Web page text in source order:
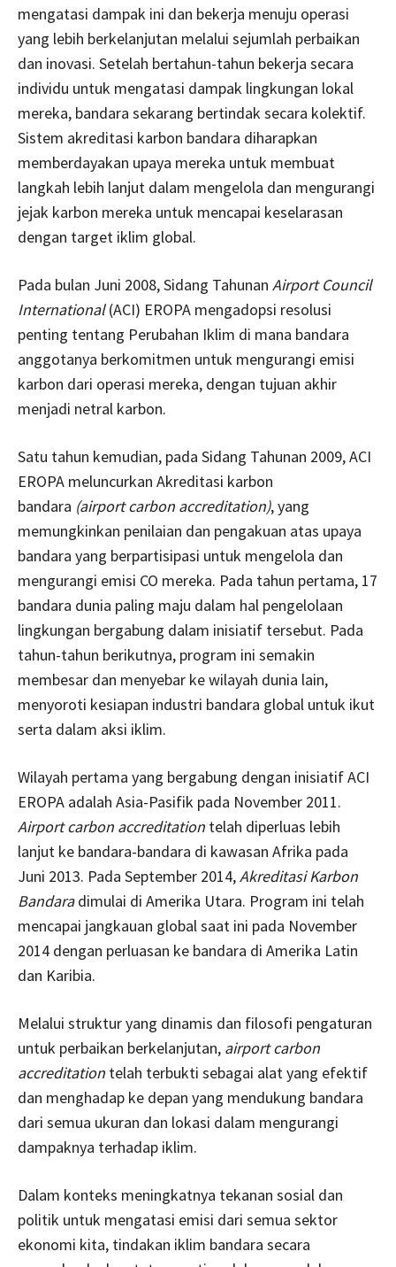
mengatasi dampak ini dan bekerja menuju operasi
yang lebih berkelanjutan melalui sejumlah perbaikan
dan inovasi. Setelah bertahun-tahun bekerja secara
individu untuk mengatasi dampak lingkungan lokal
mereka, bandara sekarang bertindak secara kolektif.
Sistem akreditasi karbon bandara diharapkan
memberdayakan upaya mereka untuk membuat
langkah lebih lanjut dalam mengelola dan mengurangi
jejak karbon mereka untuk mencapai keselarasan
dengan target iklim global.
Pada bulan Juni 2008, Sidang Tahunan Airport Council
International(ACI) EROPA mengadopsi resolusi
penting tentang Perubahan Iklim di mana bandara
anggotanya berkomitmen untuk mengurangi emisi
karbon dari operasi mereka, dengan tujuan akhir
menjadi netral karbon.
Satu tahun kemudian, pada Sidang Tahunan 2009, ACI
EROPA meluncurkan Akreditasi karbon
bandara (airport carbon accreditation), yang
memungkinkan penilaian dan pengakuan atas upaya
bandara yang berpartisipasi untuk mengelola dan
mengurangi emisi CO mereka. Pada tahun pertama, 17
bandara dunia paling maju dalam hal pengelolaan
lingkungan bergabung dalam inisiatif tersebut. Pada
tahun-tahun berikutnya, program ini semakin
membesar dan menyebar ke wilayah dunia lain,
menyoroti kesiapan industri bandara global untuk ikut
serta dalam aksi iklim.
Wilayah pertama yang bergabung dengan inisiatif ACI
EROPA adalah Asia-Pasifik pada November 2011.
Airport carbon accreditation telah diperluas lebih
lanjut ke bandara-bandara di kawasan Afrika pada
Juni 2013. Pada September 2014,Akreditasi Karbon
Bandaradimulai di Amerika Utara. Program ini telah
mencapai jangkauan global saat ini pada November
2014 dengan perluasan ke bandara di Amerika Latin
dan Karibia.
Melalui struktur yang dinamis dan filosofi pengaturan
untuk perbaikan berkelanjutan, airport carbon
accreditation telah terbukti sebagai alat yang efektif
dan menghadap ke depan yang mendukung bandara
dari semua ukuran dan lokasi dalam mengurangi
dampaknya terhadap iklim.
Dalam konteks meningkatnya tekanan sosial dan
politik untuk mengatasi emisi dari semua sektor
ekonomi kita, tindakan iklim bandara secara